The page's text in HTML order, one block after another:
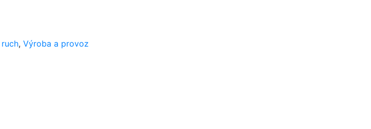
, Výroba a provoz